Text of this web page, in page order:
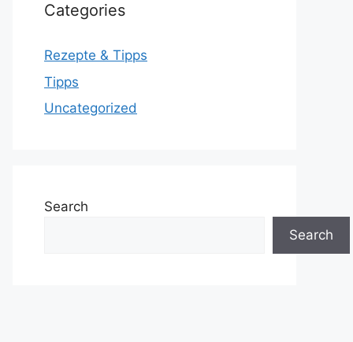
Categories
Rezepte & Tipps
Tipps
Uncategorized
Search
Search